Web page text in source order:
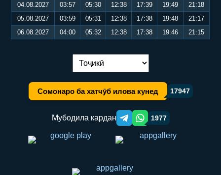
04.08.2027
03:57 05:30 12:38 17:39 19:49
21:18
05.08.2027
03:59 05:31 12:38 17:38 19:48
21:17
06.08.2027
04:00 05:32 12:38 17:38 19:46 21:15
Иваз кардани забон:
Сомонаро ба хатчӯб илова кунед 17947
Мубодила кардан Telegram orqali ulashish
WhatsApp orqali ulashish
1977